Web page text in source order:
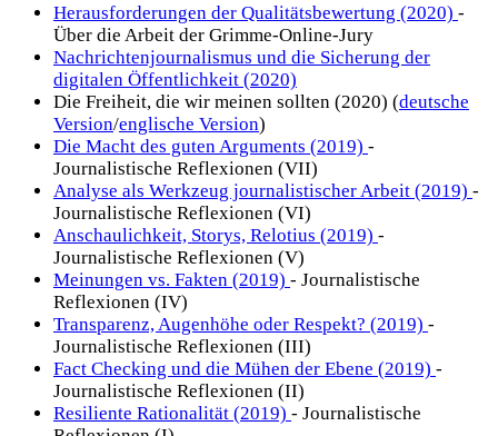
Herausforderungen der Qualitätsbewertung (2020) -
Über die Arbeit der Grimme-Online-Jury
Nachrichtenjournalismus und die Sicherung der
digitalen Öffentlichkeit (2020)
Die Freiheit, die wir meinen sollten (2020) (deutsche
Version/englische Version)
Die Macht des guten Arguments (2019) -
Journalistische Reflexionen (VII)
Analyse als Werkzeug journalistischer Arbeit (2019) -
Journalistische Reflexionen (VI)
Anschaulichkeit, Storys, Relotius (2019) -
Journalistische Reflexionen (V)
Meinungen vs. Fakten (2019) - Journalistische
Reflexionen (IV)
Transparenz, Augenhöhe oder Respekt? (2019) -
Journalistische Reflexionen (III)
Fact Checking und die Mühen der Ebene (2019) -
Journalistische Reflexionen (II)
Resiliente Rationalität (2019) - Journalistische